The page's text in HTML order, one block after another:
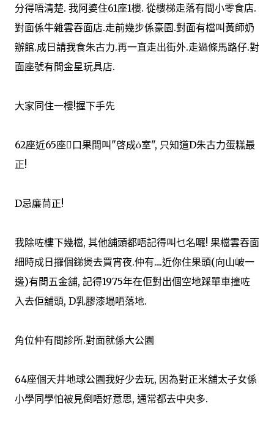
分得唔清楚. 我阿婆住61座1樓. 從樓梯走落有間小零食店.
對面係牛雜雲吞面店.走前幾步係豪園.對面有檔叫黃師奶
辦館.成日請我食朱古力.再一直走出街外.走過條馬路仔.對
面座號有間金星玩具店.
大家同住一樓!握下手先
62座近65座口果間叫"啓成室", 只知道D朱古力蛋糕最
正!
D忌廉茼正!
我除咗樓下幾檔, 其他舖頭都唔記得叫乜名囉! 果檔雲吞面
細時成日攞個銻煲去買宵夜.仲有....近你住果頭(向山岥一
邊)有間五金舖, 記得1975年在佢對出個空地踩單車撞咗
入去佢舖頭, D乳膠漆塌哂落地.
角位仲有間診所.對面就係大公園
64座個天井地球公園我好少去玩, 因為對正米舖太子女係
小學同學怕被見倒唔好意思, 通常都去中央多.